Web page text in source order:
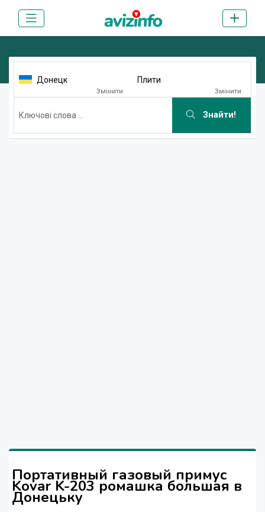
Донецк
Змінити
Плити
Змінити
Знайти!
Портативный газовый примус
Kovar K-203 ромашка большая в
Донецьку